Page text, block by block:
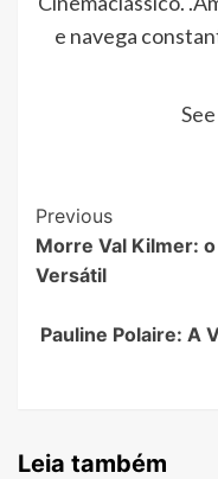
e navega
Post
Navigation
Previous
Morre Val Kilmer:
Versátil
Pauline Polaire: A
Leia também